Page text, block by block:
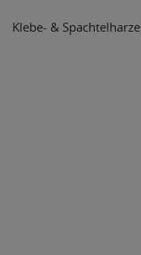
Klebe- & Spachtelharze